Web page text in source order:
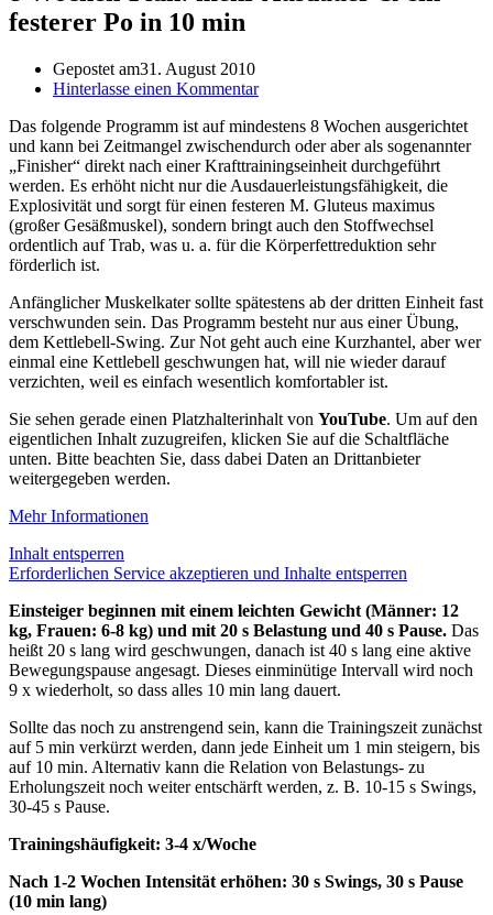
festerer Po in 10 min
Gepostet am31. August 2010
Hinterlasse einen Kommentar
Das folgende Programm ist auf mindestens 8 Wochen ausgerichtet
und kann bei Zeitmangel zwischendurch oder aber als sogenannter
„Finisher“ direkt nach einer Krafttrainingseinheit durchgeführt
werden. Es erhöht nicht nur die Ausdauerleistungsfähigkeit, die
Explosivität und sorgt für einen festeren M. Gluteus maximus
(großer Gesäßmuskel), sondern bringt auch den Stoffwechsel
ordentlich auf Trab, was u. a. für die Körperfettreduktion sehr
förderlich ist.
Anfänglicher Muskelkater sollte spätestens ab der dritten Einheit fast
verschwunden sein. Das Programm besteht nur aus einer Übung,
dem Kettlebell-Swing. Zur Not geht auch eine Kurzhantel, aber wer
einmal eine Kettlebell geschwungen hat, will nie wieder darauf
verzichten, weil es einfach wesentlich komfortabler ist.
Sie sehen gerade einen Platzhalterinhalt von YouTube. Um auf den
eigentlichen Inhalt zuzugreifen, klicken Sie auf die Schaltfläche
unten. Bitte beachten Sie, dass dabei Daten an Drittanbieter
weitergegeben werden.
Mehr Informationen
Inhalt entsperren
Erforderlichen Service akzeptieren und Inhalte entsperren
Einsteiger beginnen mit einem leichten Gewicht (Männer: 12
kg, Frauen: 6-8 kg) und mit 20 s Belastung und 40 s Pause. Das
heißt 20 s lang wird geschwungen, danach ist 40 s lang eine aktive
Bewegungspause angesagt. Dieses einminütige Intervall wird noch
9 x wiederholt, so dass alles 10 min lang dauert.
Sollte das noch zu anstrengend sein, kann die Trainingszeit zunächst
auf 5 min verkürzt werden, dann jede Einheit um 1 min steigern, bis
auf 10 min. Alternativ kann die Relation von Belastungs- zu
Erholungszeit noch weiter entschärft werden, z. B. 10-15 s Swings,
30-45 s Pause.
Trainingshäufigkeit: 3-4 x/Woche
Nach 1-2 Wochen Intensität erhöhen: 30 s Swings, 30 s Pause
(10 min lang)